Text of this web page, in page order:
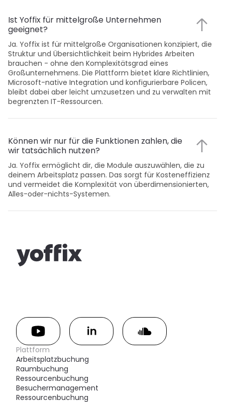
Ist Yoffix für mittelgroße Unternehmen
geeignet?
Ja. Yoffix ist für mittelgroße Organisationen konzipiert, die
Struktur und Übersichtlichkeit beim Hybrides Arbeiten
brauchen - ohne den Komplexitätsgrad eines
Großunternehmens. Die Plattform bietet klare Richtlinien,
Microsoft-native Integration und konfigurierbare Policen,
bleibt dabei aber leicht umzusetzen und zu verwalten mit
begrenzten IT-Ressourcen.
Können wir nur für die Funktionen zahlen, die
wir tatsächlich nutzen?
Ja. Yoffix ermöglicht dir, die Module auszuwählen, die zu
deinem Arbeitsplatz passen. Das sorgt für Kosteneffizienz
und vermeidet die Komplexität von überdimensionierten,
Alles-oder-nichts-Systemen.
Plattform
Arbeitsplatzbuchung
Raumbuchung
Ressourcenbuchung
Besuchermanagement
Ressourcenbuchung